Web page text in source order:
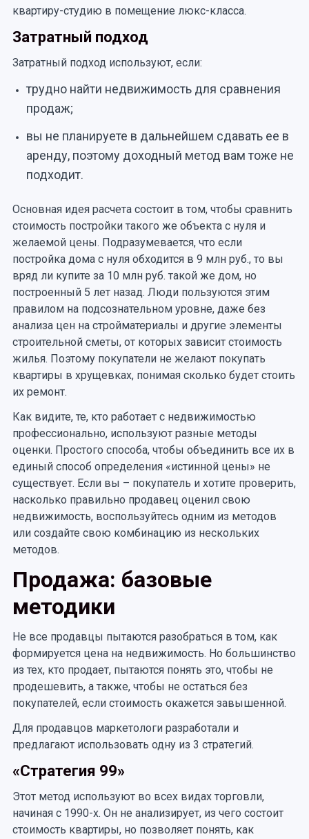
квартиру-студию в помещение люкс-класса.
Затратный подход
Затратный подход используют, если:
трудно найти недвижимость для сравнения
продаж;
вы не планируете в дальнейшем сдавать ее в
аренду, поэтому доходный метод вам тоже не
подходит.
Основная идея расчета состоит в том, чтобы сравнить
стоимость постройки такого же объекта с нуля и
желаемой цены. Подразумевается, что если
постройка дома с нуля обходится в 9 млн руб., то вы
вряд ли купите за 10 млн руб. такой же дом, но
построенный 5 лет назад. Люди пользуются этим
правилом на подсознательном уровне, даже без
анализа цен на стройматериалы и другие элементы
строительной сметы, от которых зависит стоимость
жилья. Поэтому покупатели не желают покупать
квартиры в хрущевках, понимая сколько будет стоить
их ремонт.
Как видите, те, кто работает с недвижимостью
профессионально, используют разные методы
оценки. Простого способа, чтобы объединить все их в
единый способ определения «истинной цены» не
существует. Если вы – покупатель и хотите проверить,
насколько правильно продавец оценил свою
недвижимость, воспользуйтесь одним из методов
или создайте свою комбинацию из нескольких
методов.
Продажа: базовые
методики
Не все продавцы пытаются разобраться в том, как
формируется цена на недвижимость. Но большинство
из тех, кто продает, пытаются понять это, чтобы не
продешевить, а также, чтобы не остаться без
покупателей, если стоимость окажется завышенной.
Для продавцов маркетологи разработали и
предлагают использовать одну из 3 стратегий.
«Стратегия 99»
Этот метод используют во всех видах торговли,
начиная с 1990-х. Он не анализирует, из чего состоит
стоимость квартиры, но позволяет понять, как